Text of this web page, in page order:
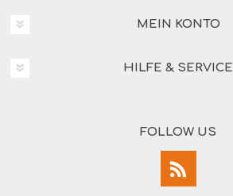
MEIN KONTO
HILFE & SERVICE
FOLLOW US